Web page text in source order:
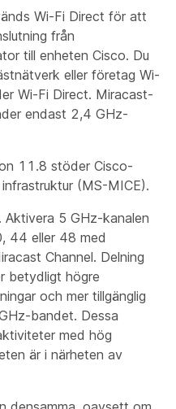
Wi-Fi Direct för att
från
till enheten Cisco. Du
eller företag Wi-
Wi-Fi Direct. Miracast-
endast 2,4 GHz-
11.8 stöder Cisco-
(MS-MICE).
5 GHz-kanalen
44 eller 48 med
Channel. Delning
betydligt högre
och mer tillgänglig
bandet. Dessa
med hög
är i närheten av